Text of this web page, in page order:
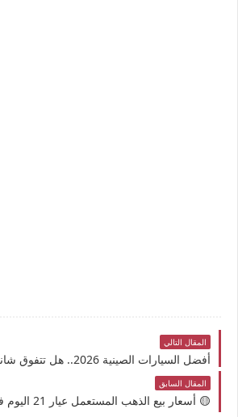
المقال التالي
المقال السابق